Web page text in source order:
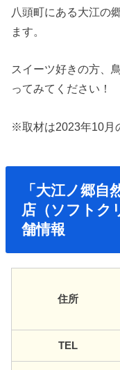
八頭町にある大江の
ます。
スイーツ好きの方、
ってみてください！
※取材は2023年10月
「大江ノ郷自
店（ソフトク
舗情報
住所
TEL